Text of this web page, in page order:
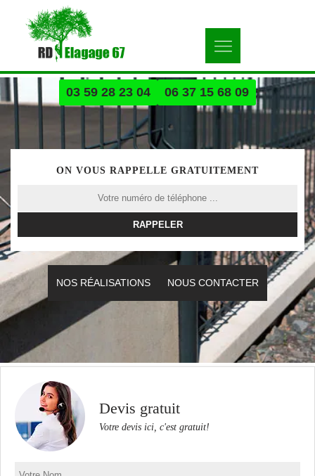
03 59 28 23 04 06 37 15 68 09
ON VOUS RAPPELLE GRATUITEMENT
NOS RÉALISATIONS NOUS CONTACTER
Devis gratuit
Votre devis ici, c'est gratuit!